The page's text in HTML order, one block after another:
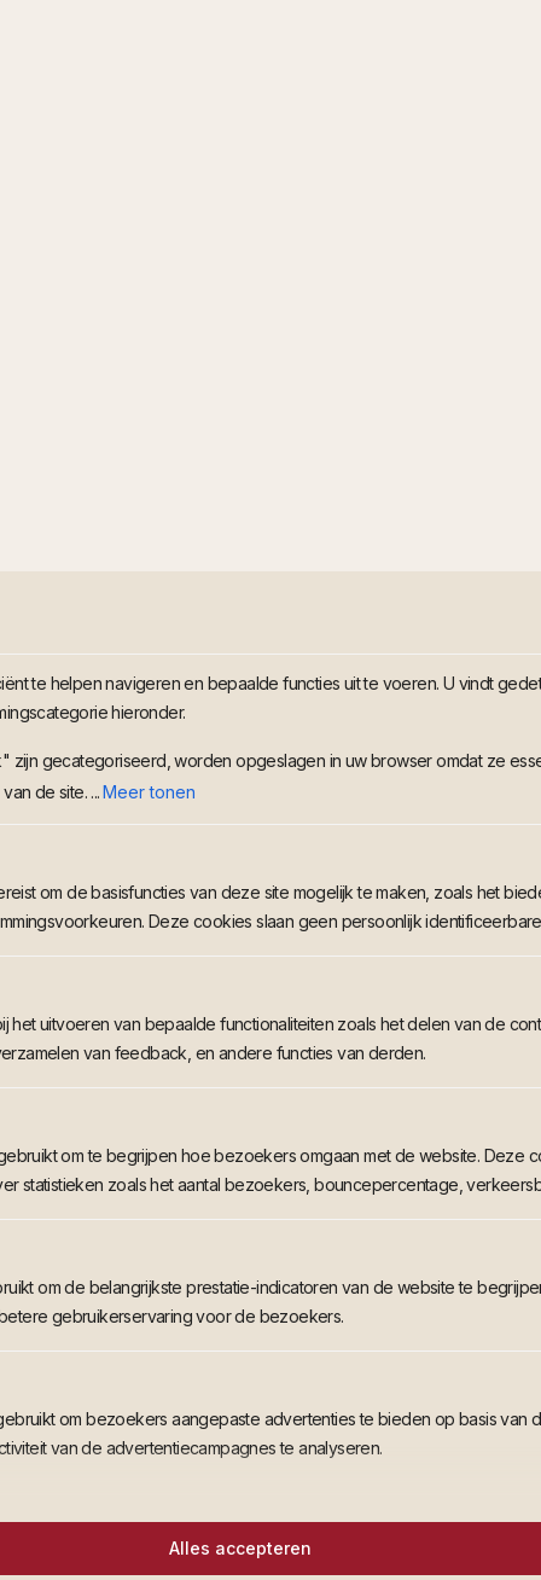
te helpen navigeren en bepaalde functies uit te voeren. U vindt
hieronder.
zijn gecategoriseerd, worden opgeslagen in uw browser omdat ze
de site. ...Meer tonen
om de basisfuncties van deze site mogelijk te maken, zoals het
Deze cookies slaan geen persoonlijk
het uitvoeren van bepaalde functionaliteiten zoals het delen van de
van feedback, en andere functies van derden.
om te begrijpen hoe bezoekers omgaan met de website. Deze
statistieken zoals het aantal bezoekers, bouncepercentage,
om de belangrijkste prestatie-indicatoren van de website te
gebruikerservaring voor de bezoekers.
om bezoekers aangepaste advertenties te bieden op basis van
van de advertentiecampagnes te analyseren.
Alles accepteren